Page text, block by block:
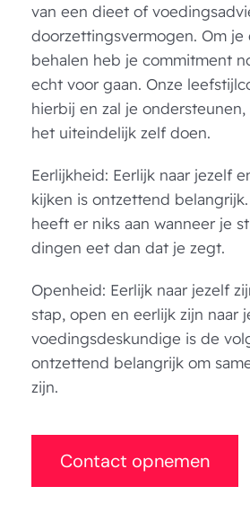
van een dieet of
doorzettingsvermogen. Om je
behalen heb je commitment
echt voor gaan. Onze
hierbij en zal je
het uiteindelijk zelf doen.
Eerlijkheid: Eerlijk naar jezelf
kijken is ontzettend
heeft er niks aan wanneer je
dingen eet dan dat je zegt.
Openheid: Eerlijk naar jezelf
stap, open en eerlijk zijn naar
voedingsdeskundige is de
ontzettend belangrijk om
zijn.
Contact opnemen